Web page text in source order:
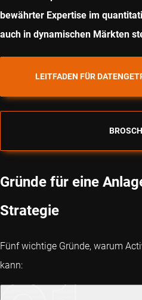
bewährter Expertise im
auch in dynamischen Märkten
LEITFADEN FÜR
Gründe für eine
Strategie
Fünf wichtige Gründe, warum
kann: